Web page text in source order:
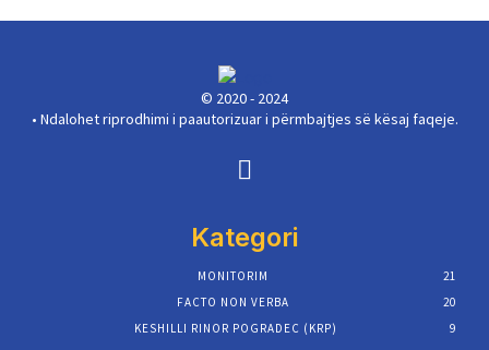
© 2020 - 2024
• Ndalohet riprodhimi i paautorizuar i përmbajtjes së kësaj faqeje.
Kategori
MONITORIM
21
FACTO NON VERBA
20
KESHILLI RINOR POGRADEC (KRP)
9